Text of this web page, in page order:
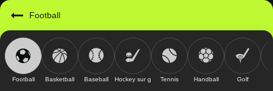
Football
Football Basketball Baseball Hockey sur glaceTennis Handball Golf
https://mobile.geniusbet.com.gn/sport/detail/football?id=1